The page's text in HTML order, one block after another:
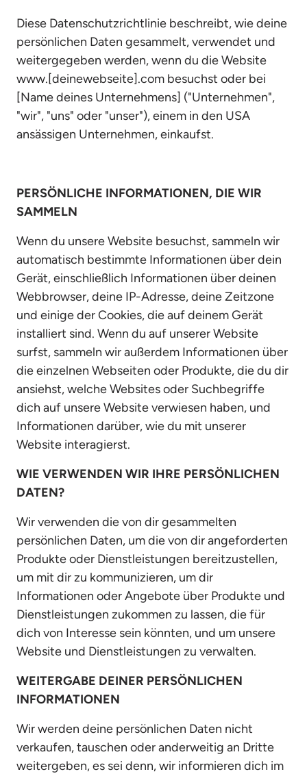
Diese Datenschutzrichtlinie beschreibt, wie deine
persönlichen Daten gesammelt, verwendet und
weitergegeben werden, wenn du die Website
www.[deinewebseite].com besuchst oder bei
[Name deines Unternehmens] ("Unternehmen",
"wir", "uns" oder "unser"), einem in den USA
ansässigen Unternehmen, einkaufst.
PERSÖNLICHE INFORMATIONEN, DIE WIR
SAMMELN
Wenn du unsere Website besuchst, sammeln wir
automatisch bestimmte Informationen über dein
Gerät, einschließlich Informationen über deinen
Webbrowser, deine IP-Adresse, deine Zeitzone
und einige der Cookies, die auf deinem Gerät
installiert sind. Wenn du auf unserer Website
surfst, sammeln wir außerdem Informationen über
die einzelnen Webseiten oder Produkte, die du dir
ansiehst, welche Websites oder Suchbegriffe
dich auf unsere Website verwiesen haben, und
Informationen darüber, wie du mit unserer
Website interagierst.
WIE VERWENDEN WIR IHRE PERSÖNLICHEN
DATEN?
Wir verwenden die von dir gesammelten
persönlichen Daten, um die von dir angeforderten
Produkte oder Dienstleistungen bereitzustellen,
um mit dir zu kommunizieren, um dir
Informationen oder Angebote über Produkte und
Dienstleistungen zukommen zu lassen, die für
dich von Interesse sein könnten, und um unsere
Website und Dienstleistungen zu verwalten.
WEITERGABE DEINER PERSÖNLICHEN
INFORMATIONEN
Wir werden deine persönlichen Daten nicht
verkaufen, tauschen oder anderweitig an Dritte
weitergeben, es sei denn, wir informieren dich im